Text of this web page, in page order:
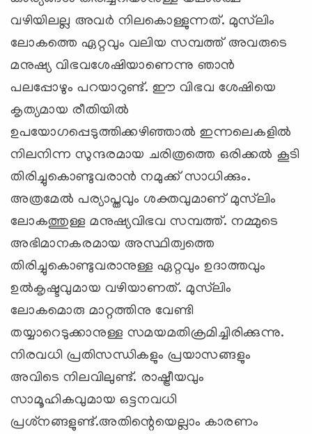
വഴിയിലല്ല അവര്‍ നിലകൊള്ളുന്നത്. മുസ്‌ലിം
ലോകത്തെ ഏറ്റവും വലിയ സമ്പത്ത് അവരുടെ
മനുഷ്യ വിഭവശേഷിയാണെന്നു ഞാന്‍
പലപ്പോഴും പറയാറുണ്ട്. ഈ വിഭവ ശേഷിയെ
കൃത്യമായ രീതിയില്‍
ഉപയോഗപ്പെടുത്തിക്കഴിഞ്ഞാല്‍ ഇന്നലെകളില്‍
നിലനിന്ന സുന്ദരമായ ചരിത്രത്തെ ഒരിക്കല്‍ കൂടി
തിരിച്ചുകൊണ്ടുവരാന്‍ നമുക്ക് സാധിക്കും.
അത്രമേല്‍ പര്യാപ്തവും ശക്തവുമാണ് മുസ്‌ലിം
ലോകത്തുള്ള മനുഷ്യവിഭവ സമ്പത്ത്. നമ്മുടെ
അഭിമാനകരമായ അസ്ഥിത്വത്തെ
തിരിച്ചുകൊണ്ടുവരാനുള്ള ഏറ്റവും ഉദാത്തവും
ഉല്‍കൃഷ്ടവുമായ വഴിയാണത്. മുസ്‌ലിം
ലോകമൊരു മാറ്റത്തിനു വേണ്ടി
തയ്യാറെടുക്കാനുള്ള സമയമതിക്രമിച്ചിരിക്കുന്നു.
നിരവധി പ്രതിസന്ധികളും പ്രയാസങ്ങളും
അവിടെ നിലവിലുണ്ട്. രാഷ്ട്രീയവും
സാമൂഹികവുമായ ഒട്ടനവധി
പ്രശ്‌നങ്ങളുണ്ട്.അതിന്റെയെല്ലാം കാരണം